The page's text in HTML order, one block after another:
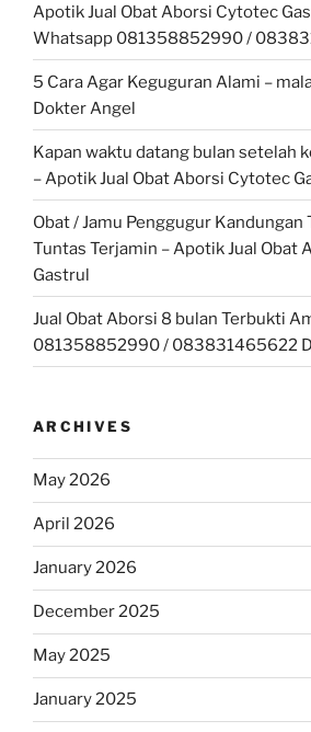
Apotik Jual Obat Aborsi Cytotec
Whatsapp 081358852990 /
5 Cara Agar Keguguran Alami –
Dokter Angel
Kapan waktu datang bulan setelah
– Apotik Jual Obat Aborsi Cytotec
Obat / Jamu Penggugur Kandungan
Tuntas Terjamin – Apotik Jual Obat
Gastrul
Jual Obat Aborsi 8 bulan Terbukti
081358852990 / 083831465622
ARCHIVES
May 2026
April 2026
January 2026
December 2025
May 2025
January 2025